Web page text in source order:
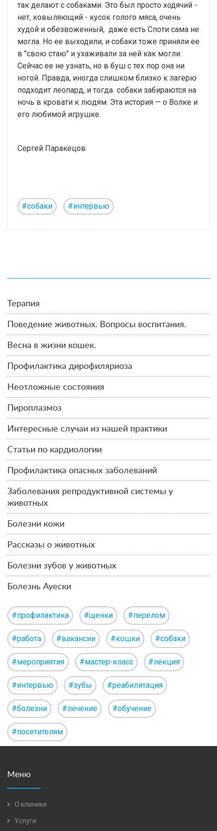
так делают с собаками. Это был просто ходячий -
нет, ковыляющий - кусок голого мяса, очень
худой и обезвоженный, даже есть Споти сама не
могла. Но ее выходили, и собаки тоже приняли ее
в "свою стаю" и ухаживали за ней как могли.
Сейчас ее не узнать, но в буш с тех пор она ни
ногой. Правда, иногда слишком близко к лагерю
подходит леопард, и тогда собаки забираются на
ночь в кровати к людям. Эта история — о Волке и
его любимой игрушке.
Сергей Паракецов
#собаки #интервью
Терапия
Поведение животных. Вопросы воспитания.
Весна в жизни кошек.
Профилактика дирофиляриоза
Неотложные состояния
Пироплазмоз
Интересные случаи из нашей практики
Статьи по кардиологии
Профилактика опасных заболеваний
Заболевания репродуктивной системы у
животных
Болезни кожи
Рассказы о животных
Болезни зубов у животных
Болезнь Ауески
#профилактика #щенки #перелом
#работа #вакансии #кошки #собаки
#мероприятия #мастер-класс #лекция
#интервью #зубы #реабилитация
#болезни #лечение #обучение
#посетителям
Меню
О клинике
Услуги